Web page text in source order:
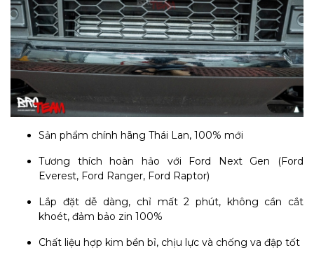
Sản phẩm chính hãng Thái Lan, 100% mới
Tương thích hoàn hảo với Ford Next Gen (Ford
Everest, Ford Ranger, Ford Raptor)
Lắp đặt dễ dàng, chỉ mất 2 phút, không cần cắt
khoét, đảm bảo zin 100%
Chất liệu hợp kim bền bỉ, chịu lực và chống va đập tốt